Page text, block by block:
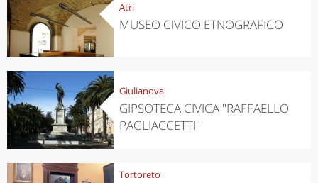
Atri
MUSEO CIVICO ETNOGRAFICO
Giulianova
GIPSOTECA CIVICA "RAFFAELLO
PAGLIACCETTI"
Tortoreto